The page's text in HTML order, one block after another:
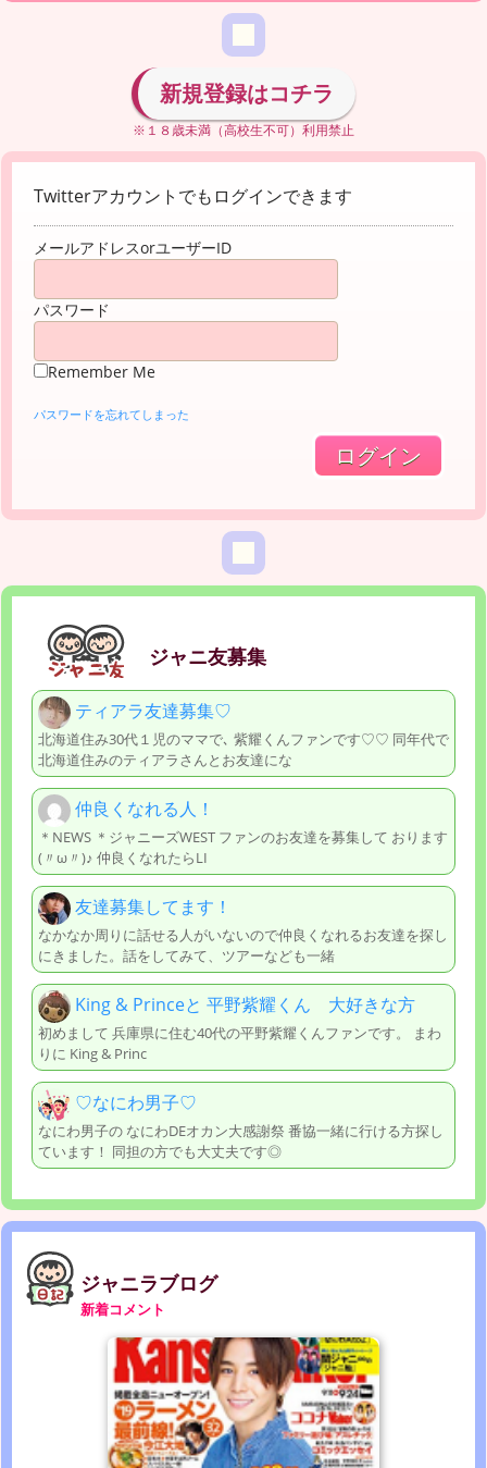
新規登録はコチラ
※１８歳未満（高校生不可）利用禁止
Twitterアカウントでもログインできます
メールアドレスorユーザーID
パスワード
Remember Me
パスワードを忘れてしまった
ジャニ友募集
ティアラ友達募集♡
北海道住み30代１児のママで､ 紫耀くんファンです♡♡ 同年代で
北海道住みのティアラさんとお友達にな
仲良くなれる人！
＊NEWS ＊ジャニーズWEST ファンのお友達を募集して おります
(〃ω〃)♪ 仲良くなれたらLI
友達募集してます！
なかなか周りに話せる人がいないので仲良くなれるお友達を探し
にきました。話をしてみて、ツアーなども一緒
King & Princeと 平野紫耀くん 大好きな方
初めまして 兵庫県に住む40代の平野紫耀くんファンです。 まわ
りに King & Princ
♡なにわ男子♡
なにわ男子の なにわDEオカン大感謝祭 番協一緒に行ける方探し
ています！ 同担の方でも大丈夫です◎
ジャニラブログ
新着コメント